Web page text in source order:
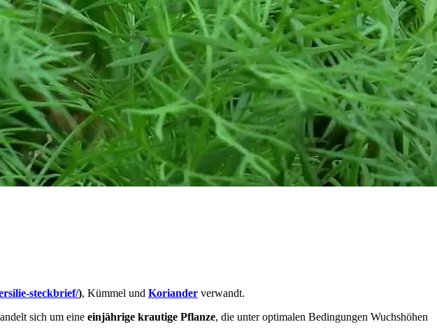
steckbrief/), Kümmel und Koriander verwandt.
sich um eine einjährige krautige Pflanze, die unter optimalen Bedingungen Wuchshöhen